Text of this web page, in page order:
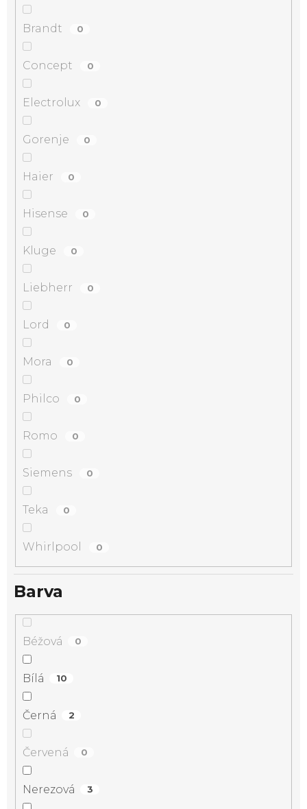
Brandt 0
Concept 0
Electrolux 0
Gorenje 0
Haier 0
Hisense 0
Kluge 0
Liebherr 0
Lord 0
Mora 0
Philco 0
Romo 0
Siemens 0
Teka 0
Whirlpool 0
Barva
Béžová 0
Bílá 10
Černá 2
Červená 0
Nerezová 3